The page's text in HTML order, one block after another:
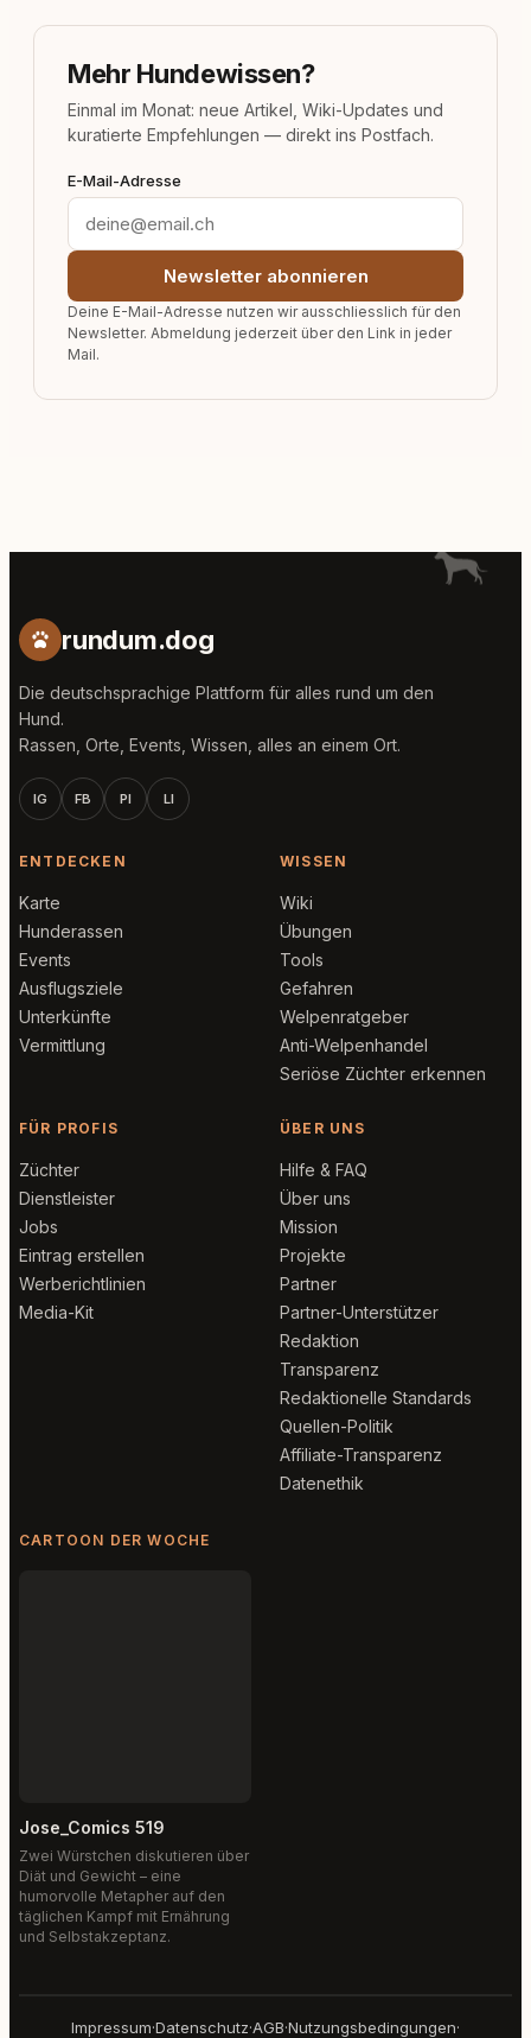
Mehr Hundewissen?
Einmal im Monat: neue Artikel, Wiki-Updates und
kuratierte Empfehlungen — direkt ins Postfach.
E-Mail-Adresse
Newsletter abonnieren
Deine E-Mail-Adresse nutzen wir ausschliesslich für den
Newsletter. Abmeldung jederzeit über den Link in jeder
Mail.
rundum.dog
Die deutschsprachige Plattform für alles rund um den
Hund.
Rassen, Orte, Events, Wissen, alles an einem Ort.
IG FB PI LI
ENTDECKEN
Karte
Hunderassen
Events
Ausflugsziele
Unterkünfte
Vermittlung
WISSEN
Wiki
Übungen
Tools
Gefahren
Welpenratgeber
Anti-Welpenhandel
Seriöse Züchter erkennen
FÜR PROFIS
Züchter
Dienstleister
Jobs
Eintrag erstellen
Werberichtlinien
Media-Kit
ÜBER UNS
Hilfe & FAQ
Über uns
Mission
Projekte
Partner
Partner-Unterstützer
Redaktion
Transparenz
Redaktionelle Standards
Quellen-Politik
Affiliate-Transparenz
Datenethik
CARTOON DER WOCHE
Jose_Comics 519
Zwei Würstchen diskutieren über
Diät und Gewicht – eine
humorvolle Metapher auf den
täglichen Kampf mit Ernährung
und Selbstakzeptanz.
Impressum·Datenschutz·AGB·Nutzungsbedingungen·